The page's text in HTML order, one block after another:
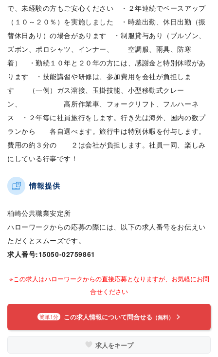
で、未経験の方もご安心ください ・２年連続でベースアップ
（１０～２０％）を実施しました ・時差出勤、休日出勤（振
替休日あり）の場合があります ・制服貸与あり（ブルゾン、
ズボン、ポロシャツ、インナー、 空調服、雨具、防寒
着） ・勤続１０年と２０年の方には、感謝金と特別休暇があ
ります ・技能講習や研修は、参加費用を会社が負担しま
す （一例）ガス溶接、玉掛技能、小型移動式クレー
ン、 高所作業車、フォークリフト、フルハーネ
ス ・２年毎に社員旅行をします。行き先は海外、国内の数プ
ランから 各自選べます。旅行中は特別休暇を付与します。
費用の約３分の ２は会社が負担します。社員一同、楽しみ
にしている行事です！
情報提供
柏崎公共職業安定所
ハローワークからの応募の際には、以下の求人番号をお伝えい
ただくとスムーズです。
求人番号:15050-02759861
※この求人はハローワークからの直接応募となりますが、お気軽にお問
合せください
簡単1分 この求人情報について問合せる （無料）
求人をキープ